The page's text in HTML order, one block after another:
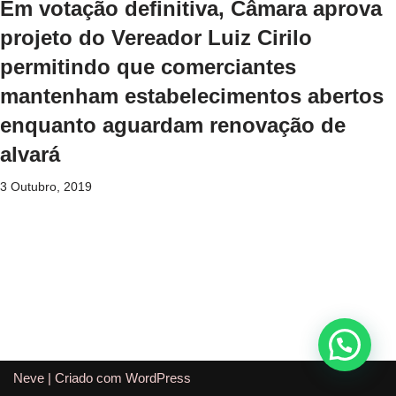
Em votação definitiva, Câmara aprova
projeto do Vereador Luiz Cirilo
permitindo que comerciantes
mantenham estabelecimentos abertos
enquanto aguardam renovação de
alvará
3 Outubro, 2019
Neve | Criado com WordPress